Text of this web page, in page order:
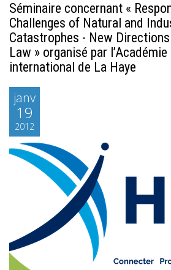
Séminaire concernant «
Challenges of Natural and
Catastrophes - New
Law » organisé par
international de La Haye
janv
19
2012